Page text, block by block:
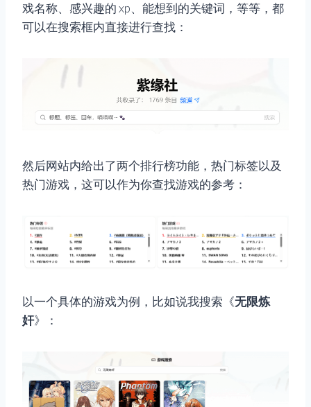
戏名称、感兴趣的 xp、能想到的关键词，等等，都
可以在搜索框内直接进行查找：
然后网站内给出了两个排行榜功能，热门标签以及
热门游戏，这可以作为你查找游戏的参考：
以一个具体的游戏为例，比如说我搜索《无限炼
奸》：